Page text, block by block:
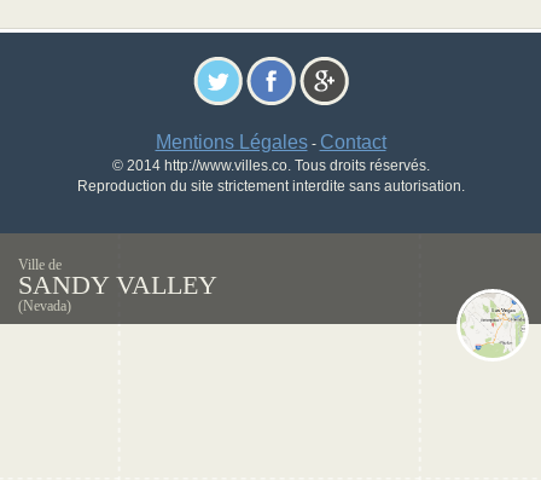
Mentions Légales- Contact
© 2014 http://www.villes.co. Tous droits réservés.
Reproduction du site strictement interdite sans autorisation.
Ville de
SANDY VALLEY
(Nevada)